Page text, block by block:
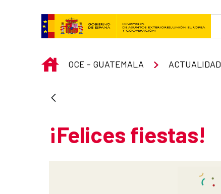
INICIO
OCE - GUATEMALA ACTUALIDAD
¡Felices fiestas!